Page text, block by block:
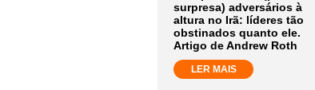
surpresa) adversários à
altura no Irã: líderes tão
obstinados quanto ele.
Artigo de Andrew Roth
LER MAIS